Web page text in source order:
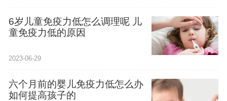
6岁儿童免疫力低怎么调理呢 儿
童免疫力低的原因
2023-06-29
六个月前的婴儿免疫力低怎么办
如何提高孩子的